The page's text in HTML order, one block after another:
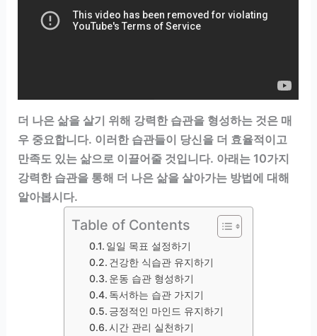
더 나은 삶을 살기 위해 강력한 습관을 형성하는 것은 매
우 중요합니다. 이러한 습관들이 당신을 더 효율적이고
만족도 있는 삶으로 이끌어줄 것입니다. 아래는 10가지
강력한 습관을 통해 더 나은 삶을 살아가는 방법에 대해
알아봅시다.
Table of Contents
일일 목표 설정하기
건강한 식습관 유지하기
운동 습관 형성하기
독서하는 습관 가지기
긍정적인 마인드 유지하기
시간 관리 실천하기